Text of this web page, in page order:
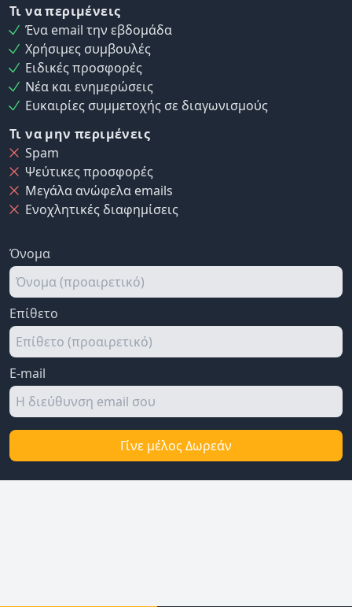
Τι να περιμένεις
Ένα email την εβδομάδα
Χρήσιμες συμβουλές
Ειδικές προσφορές
Νέα και ενημερώσεις
Ευκαιρίες συμμετοχής σε διαγωνισμούς
Τι να μην περιμένεις
Spam
Ψεύτικες προσφορές
Μεγάλα ανώφελα emails
Ενοχλητικές διαφημίσεις
Όνομα
Επίθετο
E-mail
Γίνε μέλος Δωρεάν